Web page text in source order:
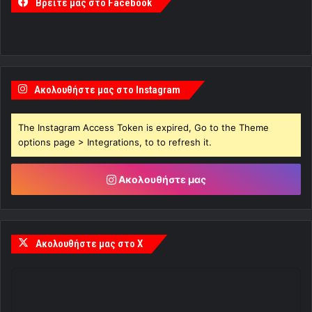
Βρείτε μας στο Facebook
Ακολουθήστε μας στο Instagram
The Instagram Access Token is expired, Go to the Theme
options page > Integrations, to to refresh it.
Ακολουθήστε μας
Ακολουθήστε μας στο X